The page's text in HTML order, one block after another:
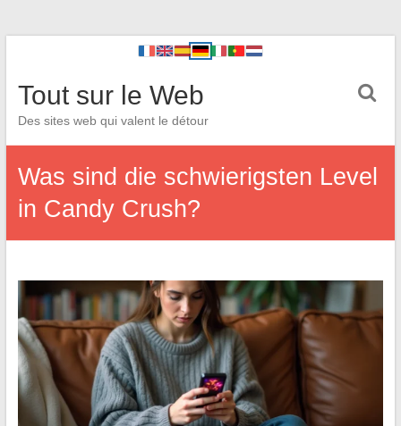
Tout sur le Web
Des sites web qui valent le détour
Was sind die schwierigsten Level
in Candy Crush?